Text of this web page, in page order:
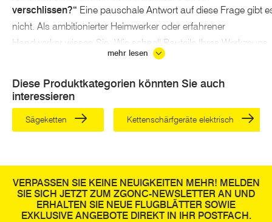
verschlissen?“ Eine pauschale Antwort auf diese Frage gibt
nicht. Als ambitionierter Heimwerker oder erfahrener
Handwerker wissen Sie: Wie schnell Bauteile Ihres Werkzeugs
in den Verschleiß geraten, hängt von verschiedenen Faktoren
Betriebsdauer der Motorsäge insgesamt
bearbeitetes Material (Härtegrad)
sachgemäßer Gebrauch
sägt oder wenn ihre Sägeleistung abnimmt. Hilft auch der
Wechsel der Sägekette nichts, sollte eine Prüfung des
mehr lesen
Diese Produktkategorien könnten Sie auch
interessieren
Sägeketten Kettenschärfgeräte elektrisch
VERPASSEN SIE KEINE NEUIGKEITEN MEHR! MELDEN
SIE SICH JETZT ZUM ZGONC-NEWSLETTER AN UND
ERHALTEN SIE NEUE FLUGBLÄTTER SOWIE
EXKLUSIVE ANGEBOTE DIREKT IN IHR POSTFACH.